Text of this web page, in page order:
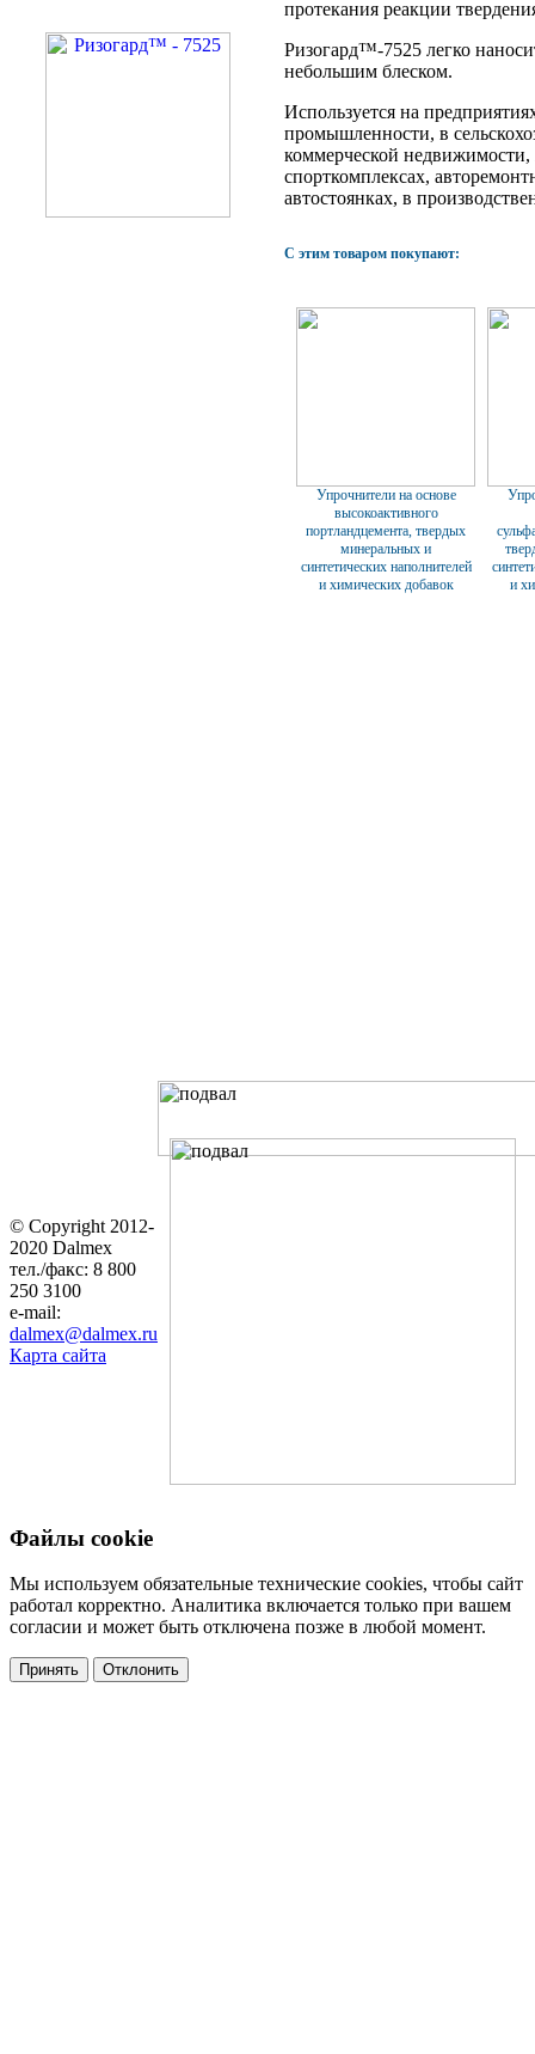
протекания реакции
Ризогард™-7525 легко
небольшим блеском.
Используется на
промышленности, в
коммерческой
спорткомплексах,
автостоянках, в
С этим товаром покупают:
Упрочнители на основе
высокоактивного
портландцемента, твердых
минеральных и
синтетических наполнителей
и химических добавок
и
© Copyright 2012-
2020 Dalmex
тел./факс: 8 800
250 3100
e-mail:
dalmex@dalmex.ru
Карта сайта
Файлы cookie
Мы используем обязательные технические cookies, чтобы сайт
работал корректно. Аналитика включается только при вашем
согласии и может быть отключена позже в любой момент.
Принять Отклонить